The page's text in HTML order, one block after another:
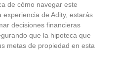
de cómo navegar este
de Adity, estarás
decisiones financieras
que la hipoteca que
metas de propiedad en esta